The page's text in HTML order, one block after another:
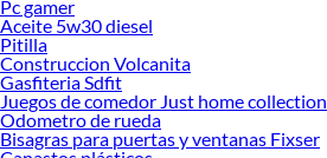
Pc gamer
Aceite 5w30 diesel
Pitilla
Construccion Volcanita
Gasfiteria Sdfit
Juegos de comedor Just home collection
Odometro de rueda
Bisagras para puertas y ventanas Fixser